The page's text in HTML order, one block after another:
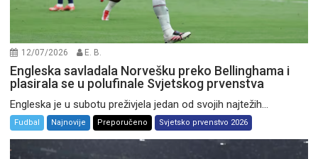
12/07/2026 E. B.
Engleska savladala Norvešku preko Bellinghama i
plasirala se u polufinale Svjetskog prvenstva
Engleska je u subotu preživjela jedan od svojih najtežih...
Fudbal Najnovije Preporučeno Svjetsko prvenstvo 2026